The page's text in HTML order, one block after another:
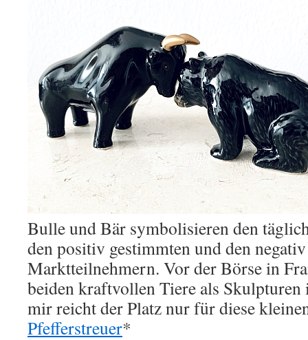
Bulle und Bär symbolisieren den
den positiv gestimmten und den
Marktteilnehmern. Vor der Börse in
beiden kraftvollen Tiere als Skulpturen
mir reicht der Platz nur für diese
Pfefferstreuer*